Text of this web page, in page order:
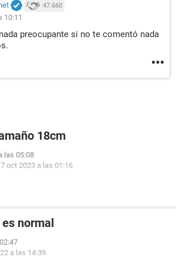
47.660
10:11
preocupante si no te comentó nada
18cm
las 05:08
oct 2023 a las 01:16
normal
a las 14:39